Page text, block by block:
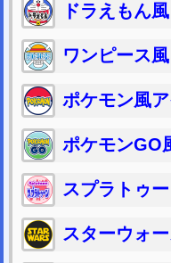
ドラえもん
ワンピース
ポケモン風
ポケモンGO
スプラトゥ
スターウォ